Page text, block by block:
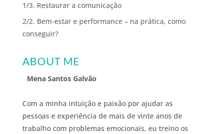
1/3. Restaurar a comunicação
2/2. Bem-estar e performance – na prática, como
conseguir?
ABOUT ME
Mena Santos Galvão
Com a minha intuição e paixão por ajudar as
pessoas e experiência de mais de vinte anos de
trabalho com problemas emocionais, eu treino os